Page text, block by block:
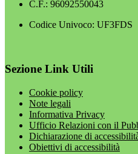
C.F.: 96092550043
Codice Univoco: UF3FDS
Sezione Link Utili
Cookie policy
Note legali
Informativa Privacy
Ufficio Relazioni con il
Dichiarazione di
Obiettivi di accessibilità